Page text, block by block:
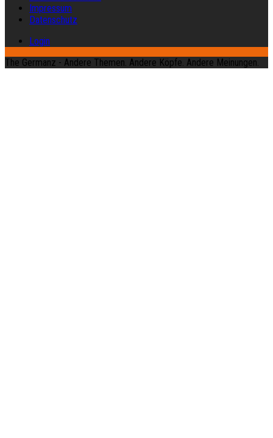
Impressum
Datenschutz
Login
The Germanz - Andere Themen. Andere Köpfe. Andere Meinungen.